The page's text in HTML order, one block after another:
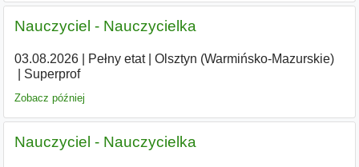
Nauczyciel - Nauczycielka
03.08.2026| Pełny etat| Olsztyn (Warmińsko-Mazurskie)|
Superprof
Zobacz później
Nauczyciel - Nauczycielka